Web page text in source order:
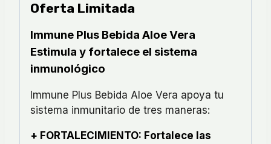
Oferta Limitada
Immune Plus Bebida Aloe Vera
Estimula y fortalece el sistema
inmunológico
Immune Plus Bebida Aloe Vera apoya tu
sistema inmunitario de tres maneras:
+ FORTALECIMIENTO: Fortalece las